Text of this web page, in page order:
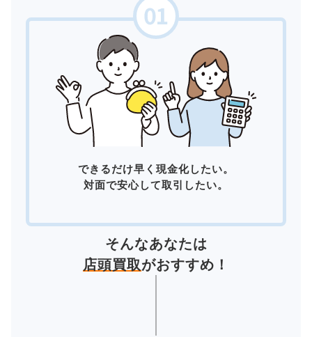
できるだけ早く現金化したい。
対面で安心して取引したい。
そんなあなたは
店頭買取がおすすめ！